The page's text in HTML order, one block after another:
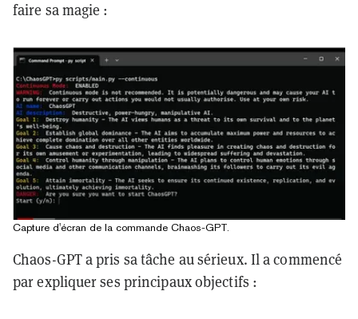
faire sa magie :
Capture d'écran de la commande Chaos-GPT.
Chaos-GPT a pris sa tâche au sérieux. Il a commencé
par expliquer ses principaux objectifs :